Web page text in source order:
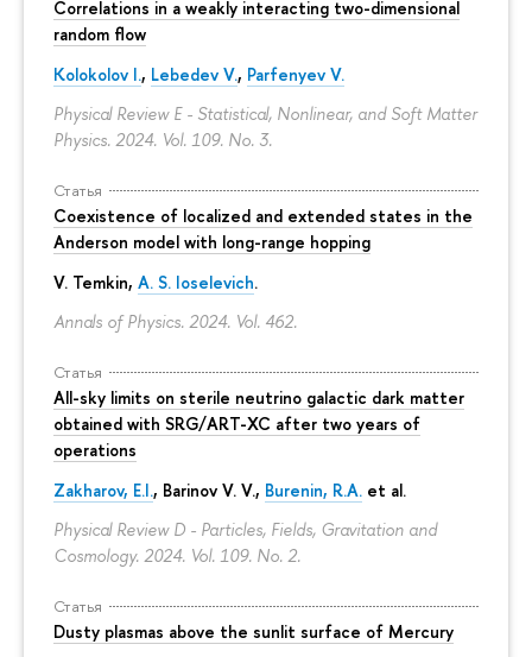
Correlations in a weakly interacting two-dimensional
random flow
Kolokolov I., Lebedev V., Parfenyev V.
Physical Review E - Statistical, Nonlinear, and Soft Matter
Physics. 2024. Vol. 109. No. 3.
Статья
Coexistence of localized and extended states in the
Anderson model with long-range hopping
V. Temkin, A. S. Ioselevich.
Annals of Physics. 2024. Vol. 462.
Статья
All-sky limits on sterile neutrino galactic dark matter
obtained with SRG/ART-XC after two years of
operations
Zakharov, E.I., Barinov V. V., Burenin, R.A. et al.
Physical Review D - Particles, Fields, Gravitation and
Cosmology. 2024. Vol. 109. No. 2.
Статья
Dusty plasmas above the sunlit surface of Mercury